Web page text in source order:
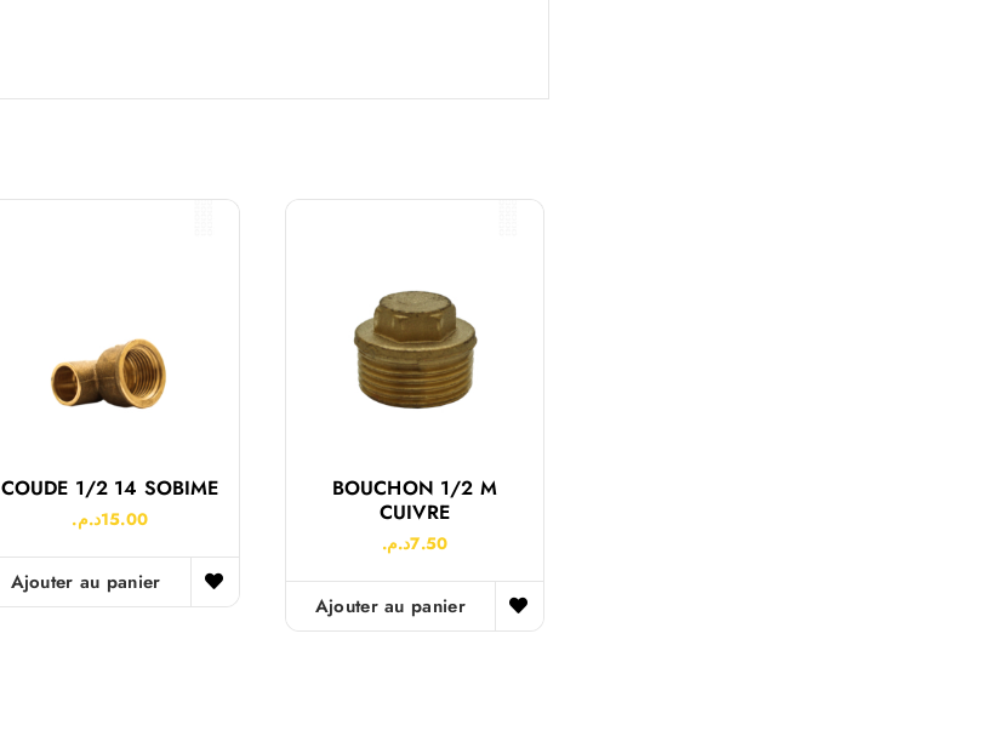
COUDE 1/2 14 SOBIME
15.00د.م.
Ajouter au panier
BOUCHON 1/2 M
CUIVRE
7.50د.م.
Ajouter au panier